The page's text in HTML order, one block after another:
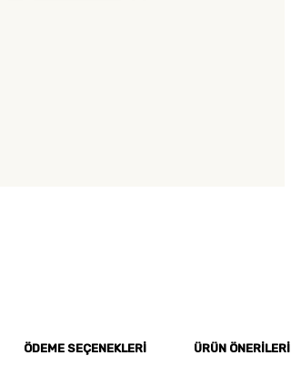
ÖDEME SEÇENEKLERI ÜRÜN ÖNERILERI